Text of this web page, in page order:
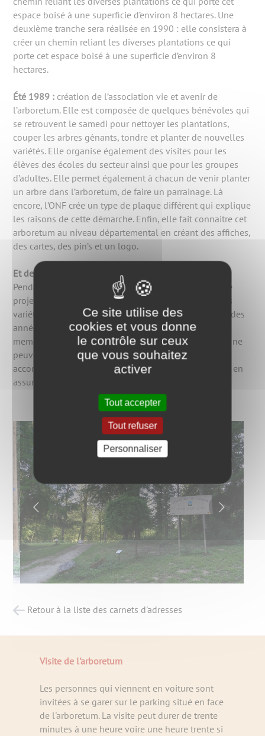
espace boisé à une superficie d’environ 8 hectares. Une
deuxième tranche sera réalisée en 1990 : elle consistera à
créer un chemin reliant les diverses plantations ce qui
porte cet espace boisé à une superficie d’environ 8
hectares.
Été 1989 : création de l’association vie et avenir de
l’arboretum. Elle est composée de quelques bénévoles qui
se retrouvent le samedi pour nettoyer les plantations,
couper les arbres gênants, tondre et planter de nouvelles
variétés. Elle organise également des visites pour les
élèves des écoles du secteur ainsi que pour les groupes
d’adultes. Elle permet également à chacun de venir planter
un arbre dans l’arboretum, de faire un parrainage. Là
encore, l’ONF crée un type de plaque différent qui explique
les raisons de cette démarche. Enfin, elle fait connaitre cet
arboretum au niveau départemental en créant des affiches,
des cartes, des pin’s et un logo.
Et depuis ?
Pendant quelques années, l’association donne vie à ce
projet, assure l’entretien du site, introduit de nouvelles
variétés d’arbres et organise des visites. Puis au début des
années 2000, l’association cesse son activité car ses
membres actifs, en raison de leur âge et de leur santé, ne
peuvent plus assurer les différentes tâches qu’ils
accomplissaient jusque-là. C’est donc la commune qui en
assure maintenant l’entretien.
Retour à la liste des carnets d'adresses
Visite de l'arboretum
Les personnes qui viennent en voiture sont
invitées à se garer sur le parking situé en face
de l'arboretum. La visite peut durer de trente
minutes à une heure voire une heure trente si
Ce site utilise des
cookies et vous donne
le contrôle sur ceux
que vous souhaitez
activer
Tout accepter
Tout refuser
Personnaliser